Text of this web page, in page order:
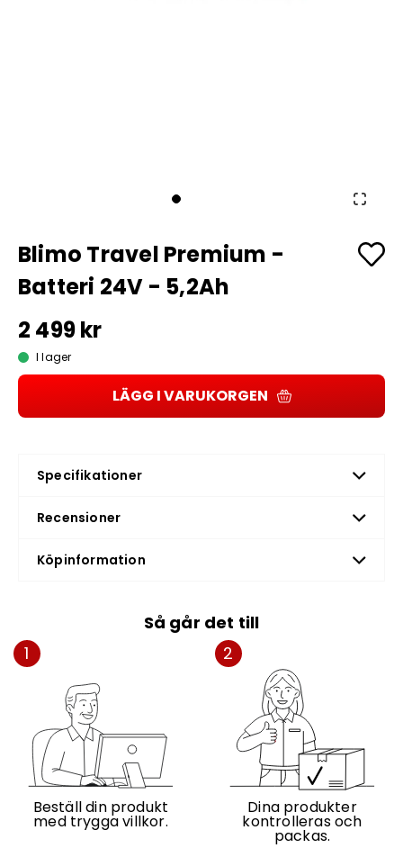
Blimo Travel Premium -
Batteri 24V - 5,2Ah
2 499 kr
I lager
LÄGG I VARUKORGEN
Specifikationer
Recensioner
Köpinformation
Så går det till
1
Beställ din produkt
med trygga villkor.
2
Dina produkter
kontrolleras och
packas.